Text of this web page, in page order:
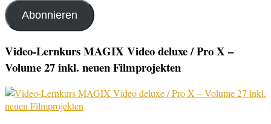
Adresse
Abonnieren
Video-Lernkurs MAGIX Video deluxe / Pro X –
Volume 27 inkl. neuen Filmprojekten